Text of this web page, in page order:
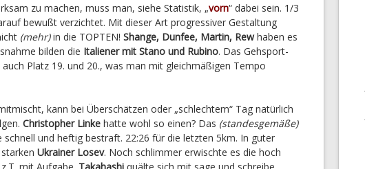
zu machen, muss man, siehe Statistik, „vorn“ dabei sein. 1/3
bewußt verzichtet. Mit dieser Art progressiver Gestaltung
(mehr)in die TOPTEN! Shange, Dunfee, Martin, Rewhaben es
bilden die Italiener mit Stano und Rubino. Das Gehsport-
Platz 19. und 20., was man mit gleichmäßigen Tempo
kann bei Überschätzen oder „schlechtem“ Tag natürlich
Christopher Linke hatte wohl so einen? Das (standesgemäße)
und heftig bestraft. 22:26 für die letzten 5km. In guter
Ukrainer Losev. Noch schlimmer erwischte es die hoch